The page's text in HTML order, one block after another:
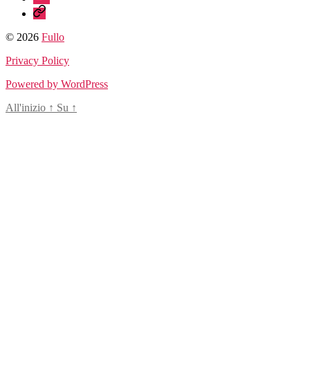
sessionize
© 2026 Fullo
Privacy Policy
Powered by WordPress
All'inizio ↑ Su ↑